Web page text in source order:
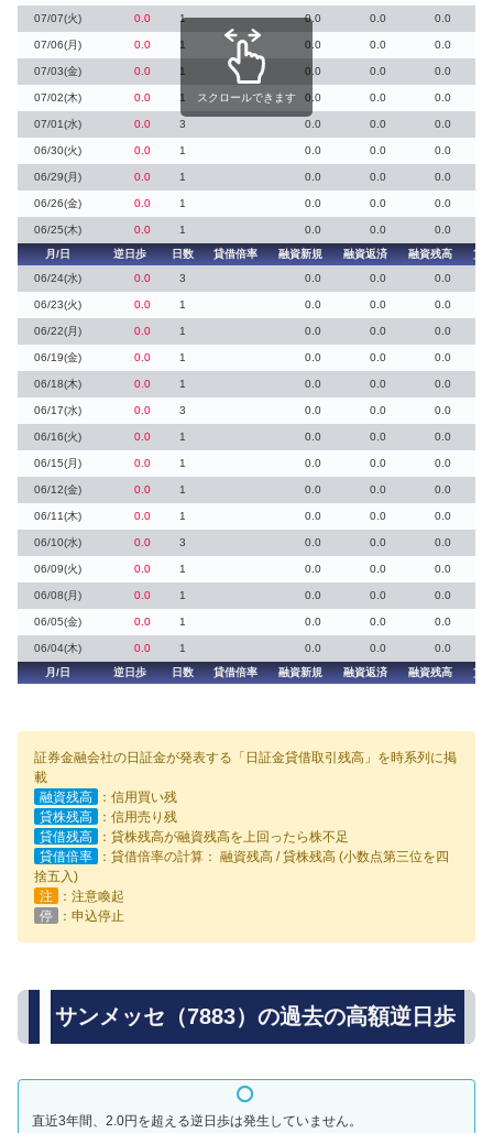
07/07(火) 0.0 1 0.0 0.0 0.0
07/06(月) 0.0 1 0.0 0.0 0.0
07/03(金) 0.0 1 0.0 0.0 0.0
07/02(木) 0.0 1 0.0 0.0 0.0
07/01(水) 0.0 3 0.0 0.0 0.0
06/30(火) 0.0 1 0.0 0.0 0.0
06/29(月) 0.0 1 0.0 0.0 0.0
06/26(金) 0.0 1 0.0 0.0 0.0
06/25(木) 0.0 1 0.0 0.0
0.0
月/日
逆日歩 日数 貸借倍率 融資新規 融資返済 融資残高
貸
06/24(水)
0.0 3 0.0 0.0 0.0
06/23(火) 0.0 1 0.0 0.0 0.0
06/22(月) 0.0 1 0.0 0.0 0.0
06/19(金) 0.0 1 0.0 0.0 0.0
06/18(木) 0.0 1 0.0 0.0 0.0
06/17(水) 0.0 3 0.0 0.0 0.0
06/16(火) 0.0 1 0.0 0.0 0.0
06/15(月) 0.0 1 0.0 0.0 0.0
06/12(金) 0.0 1 0.0 0.0 0.0
06/11(木) 0.0 1 0.0 0.0 0.0
06/10(水) 0.0 3 0.0 0.0 0.0
06/09(火) 0.0 1 0.0 0.0 0.0
06/08(月) 0.0 1 0.0 0.0 0.0
06/05(金) 0.0 1 0.0 0.0 0.0
06/04(木) 0.0 1 0.0 0.0
0.0
月/日
逆日歩 日数 貸借倍率 融資新規 融資返済 融資残高 貸
スクロールできます
証券金融会社の日証金が発表する「日証金貸借取引残高」を時系列に掲
載
融資残高
：信用買い残
貸株残高
：信用売り残
貸借残高
：貸株残高が融資残高を上回ったら株不足
貸借倍率
：貸借倍率の計算： 融資残高 / 貸株残高 (小数点第三位を四
捨五入)
注
：注意喚起
停
：申込停止
サンメッセ（7883）の過去の高額逆日歩
直近3年間、2.0円を超える逆日歩は発生していません。